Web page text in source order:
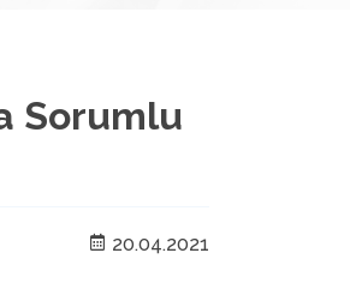
Sorumlu
20.04.2021